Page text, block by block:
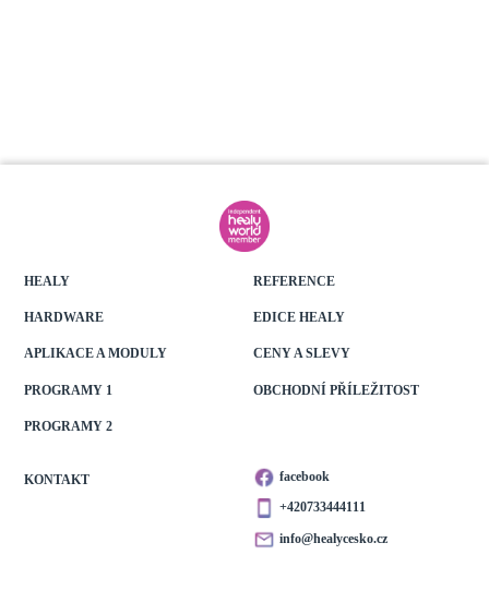
HEALY
HARDWARE
APLIKACE A MODULY
PROGRAMY 1
PROGRAMY 2
REFERENCE
EDICE HEALY
CENY A SLEVY
OBCHODNÍ PŘÍLEŽITOST
KONTAKT facebook
+420733444111
info@healycesko.cz